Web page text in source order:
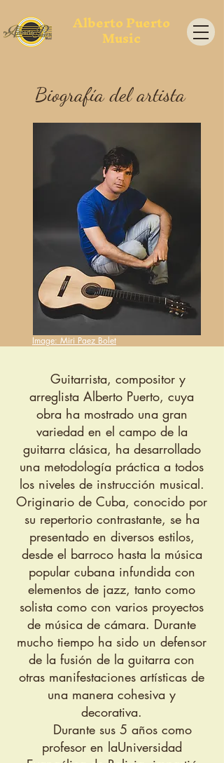
Alberto Puerto
Music
Biografía del artista
Image: Miri Paez Bolet
Guitarrista, compositor y
arreglista Alberto Puerto, cuya
obra ha mostrado una gran
variedad en el campo de la
guitarra clásica, ha desarrollado
una metodología práctica a todos
los niveles de instrucción musical.
Originario de Cuba, conocido por
su repertorio contrastante, se ha
presentado en diversos estilos,
desde el barroco hasta la música
popular cubana infundida con
elementos de jazz, tanto como
solista como con varios proyectos
de música de cámara. Durante
mucho tiempo ha sido un defensor
de la fusión de la guitarra con
otras manifestaciones artísticas de
una manera cohesiva y
decorativa.
Durante sus 5 años como
profesor en laUniversidad